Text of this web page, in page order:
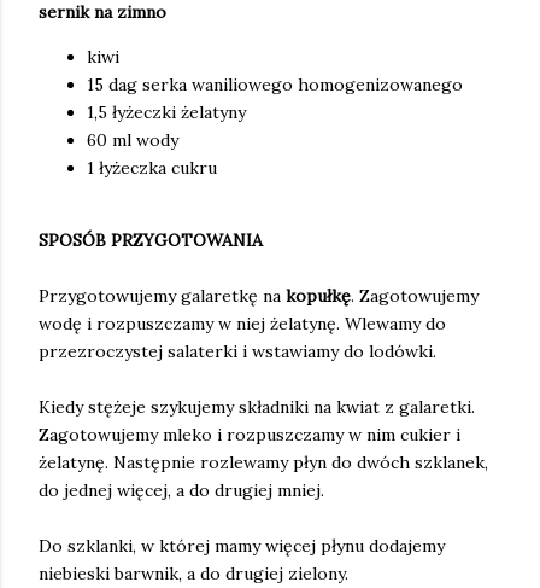
sernik na zimno
kiwi
15 dag serka waniliowego homogenizowanego
1,5 łyżeczki żelatyny
60 ml wody
1 łyżeczka cukru
SPOSÓB PRZYGOTOWANIA
Przygotowujemy galaretkę na kopułkę. Zagotowujemy
wodę i rozpuszczamy w niej żelatynę. Wlewamy do
przezroczystej salaterki i wstawiamy do lodówki.
Kiedy stężeje szykujemy składniki na kwiat z galaretki.
Zagotowujemy mleko i rozpuszczamy w nim cukier i
żelatynę. Następnie rozlewamy płyn do dwóch szklanek,
do jednej więcej, a do drugiej mniej.
Do szklanki, w której mamy więcej płynu dodajemy
niebieski barwnik, a do drugiej zielony.